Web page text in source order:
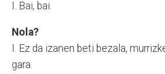
I. Bai, bai.
Nola?
I. Ez da izanen beti bezala,
gara.